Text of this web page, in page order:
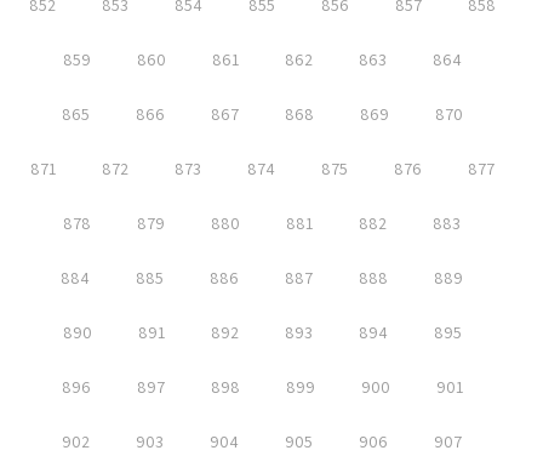
852 853 854 855 856 857 858
859 860 861 862 863 864
865 866 867 868 869 870
871 872 873 874 875 876 877
878 879 880 881 882 883
884 885 886 887 888 889
890 891 892 893 894 895
896 897 898 899 900 901
902 903 904 905 906 907